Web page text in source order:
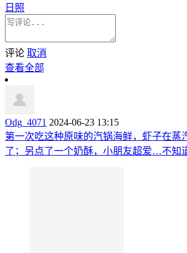
日照
评论 取消
查看全部
Odg_4071 2024-06-23 13:15
第一次吃这种原味的汽锅海鲜，虾子在
了；另点了一个奶酥，小朋友超爱…不知